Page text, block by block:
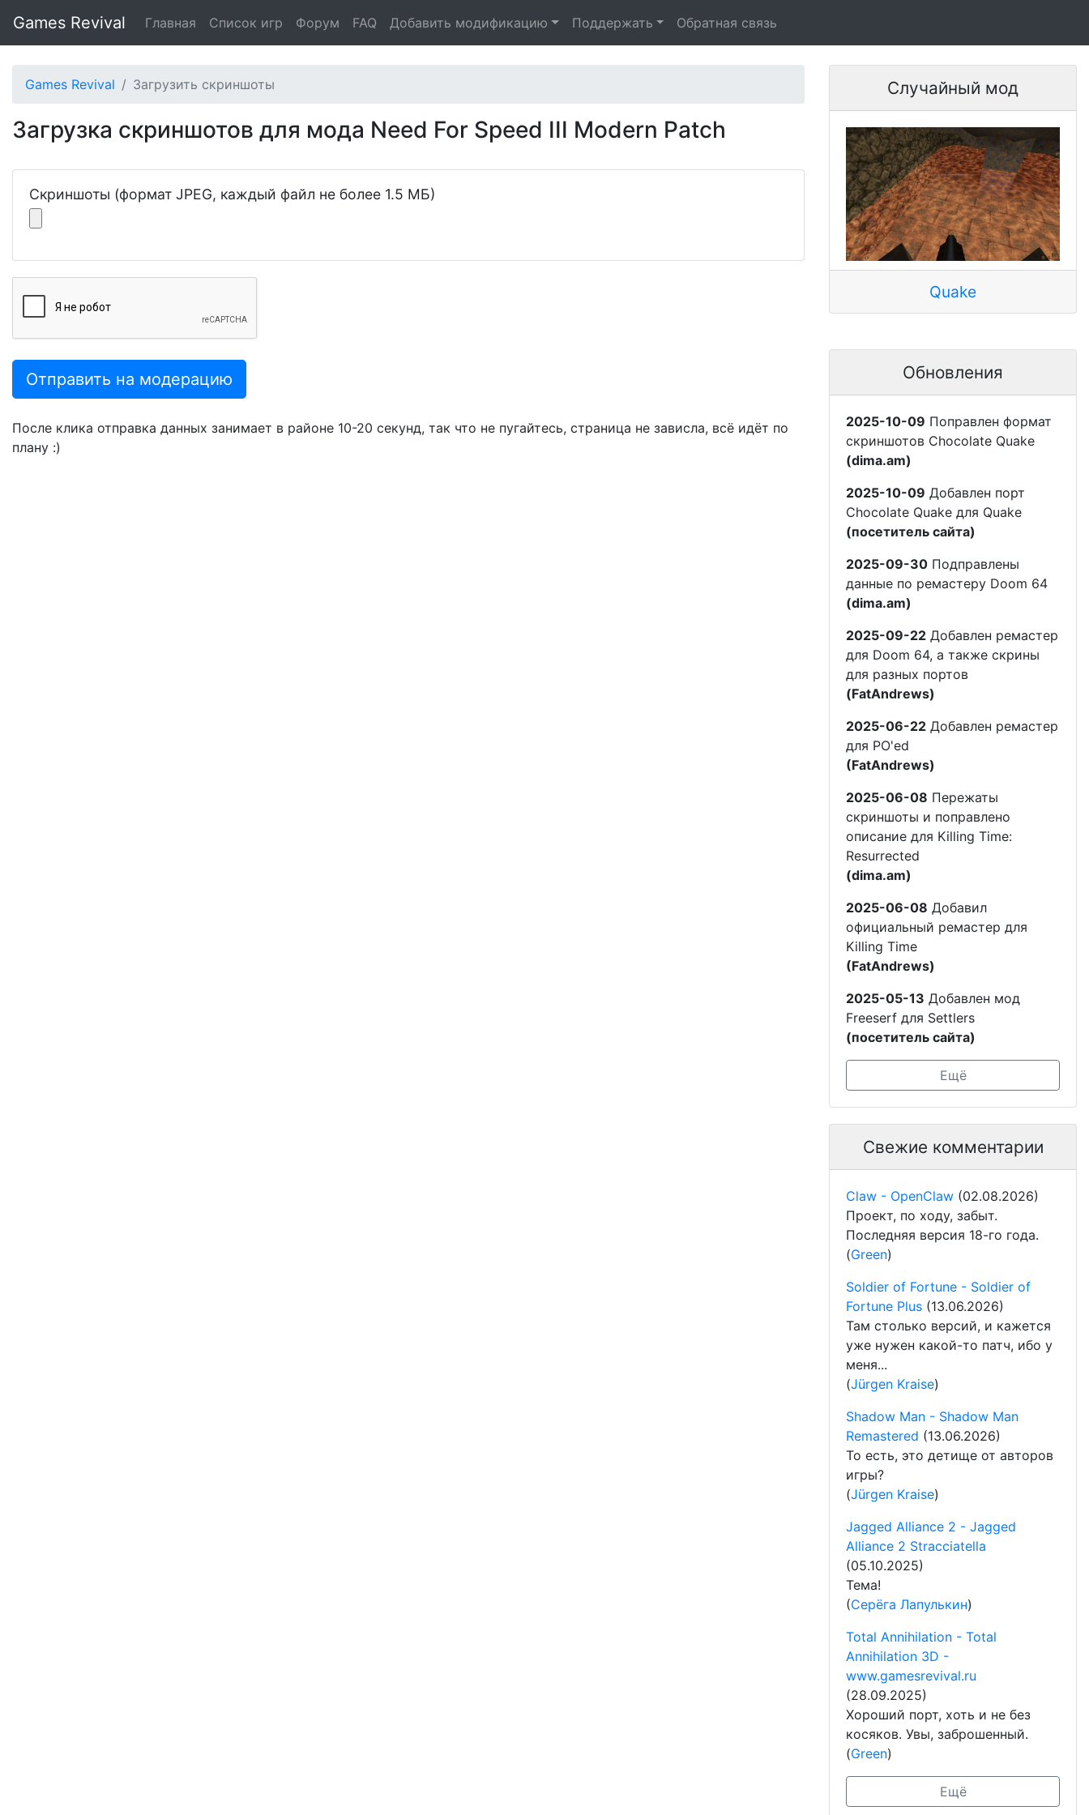
Games Revival Главная Список игр Форум FAQ Добавить модификацию Поддержать Обратная связь
Games Revival Загрузить скриншоты
Загрузка скриншотов для мода Need For Speed III Modern Patch
Скриншоты (формат JPEG, каждый файл не более 1.5 МБ)
Отправить на модерацию
После клика отправка данных занимает в районе 10-20 секунд, так что не пугайтесь, страница не зависла, всё идёт по
плану :)
Случайный мод
Quake
Обновления
2025-10-09 Поправлен формат
скриншотов Chocolate Quake
(dima.am)
2025-10-09 Добавлен порт
Chocolate Quake для Quake
(посетитель сайта)
2025-09-30 Подправлены
данные по ремастеру Doom 64
(dima.am)
2025-09-22 Добавлен ремастер
для Doom 64, а также скрины
для разных портов
(FatAndrews)
2025-06-22 Добавлен ремастер
для PO'ed
(FatAndrews)
2025-06-08 Пережаты
скриншоты и поправлено
описание для Killing Time:
Resurrected
(dima.am)
2025-06-08 Добавил
официальный ремастер для
Killing Time
(FatAndrews)
2025-05-13 Добавлен мод
Freeserf для Settlers
(посетитель сайта)
Ещё
Свежие комментарии
Claw - OpenClaw (02.08.2026)
Проект, по ходу, забыт.
Последняя версия 18-го года.
(Green)
Soldier of Fortune - Soldier of
Fortune Plus (13.06.2026)
Там столько версий, и кажется
уже нужен какой-то патч, ибо у
меня...
(Jürgen Kraise)
Shadow Man - Shadow Man
Remastered (13.06.2026)
То есть, это детище от авторов
игры?
(Jürgen Kraise)
Jagged Alliance 2 - Jagged
Alliance 2 Stracciatella
(05.10.2025)
Тема!
(Серёга Лапулькин)
Total Annihilation - Total
Annihilation 3D -
www.gamesrevival.ru
(28.09.2025)
Хороший порт, хоть и не без
косяков. Увы, заброшенный.
(Green)
Ещё